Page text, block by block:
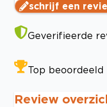
schrijf een
Geverifieerde
Top beoordeeld
Review